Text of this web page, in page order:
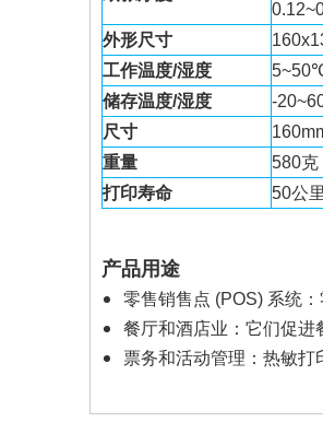
外形尺寸
工作温度/湿度
储存温度/湿度
-
尺寸
重量
580克
打印寿命
50公里
产品用途
零售销售点 (POS) 系统
餐厅和酒店业：它们促进
票务和活动管理：热敏打